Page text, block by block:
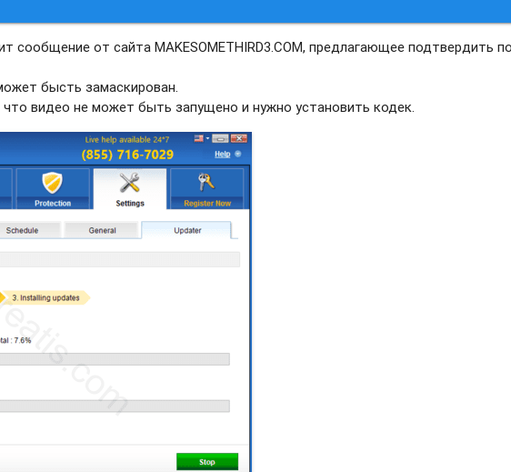
сообщение от сайта MAKESOMETHIRD3.COM, предлагающее подтвердить
бысть замаскирован.
видео не может быть запущено и нужно установить кодек.